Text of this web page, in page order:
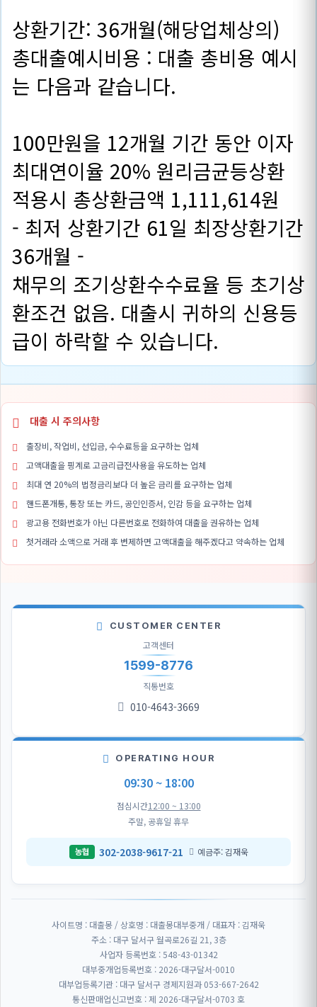
상환기간: 36개월(해당업체상의)
총대출예시비용 : 대출 총비용 예시
는 다음과 같습니다.
100만원을 12개월 기간 동안 이자
최대연이율 20% 원리금균등상환
적용시 총상환금액 1,111,614원
- 최저 상환기간 61일 최장상환기간
36개월 -
채무의 조기상환수수료율 등 초기상
환조건 없음. 대출시 귀하의 신용등
급이 하락할 수 있습니다.
대출 시 주의사항
출장비, 작업비, 선입금, 수수료등을 요구하는 업체
고액대출을 핑계로 고금리급전사용을 유도하는 업체
최대 연 20%의 법정금리보다 더 높은 금리를 요구하는 업체
핸드폰개통, 통장 또는 카드, 공인인증서, 인감 등을 요구하는 업체
광고용 전화번호가 아닌 다른번호로 전화하여 대출을 권유하는 업체
첫거래라 소액으로 거래 후 변제하면 고액대출을 해주겠다고 약속하는 업체
CUSTOMER CENTER
고객센터
1599-8776
직통번호
010-4643-3669
OPERATING HOUR
09:30 ~ 18:00
점심시간12:00 ~ 13:00
주말, 공휴일 휴무
농협 302-2038-9617-21 예금주: 김재욱
사이트명 : 대출몽 / 상호명 : 대출몽대부중개 / 대표자 : 김재욱
주소 : 대구 달서구 월곡로26길 21, 3층
사업자 등록번호 : 548-43-01342
대부중개업등록번호 : 2026-대구달서-0010
대부업등록기관 : 대구 달서구 경제지원과 053-667-2642
통신판매업신고번호 : 제 2026-대구달서-0703 호